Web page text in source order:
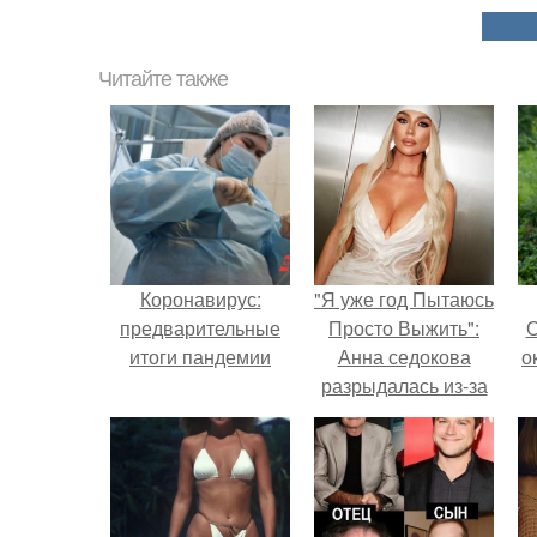
Читайте также
Коронавирус:
предварительные
итоги пандемии
"Я уже год Пытаюсь
Просто Выжить":
Анна седокова
разрыдалась из-за
жесткой травли и
проклятий в сети.